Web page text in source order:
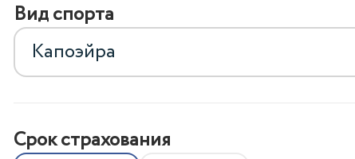
Вид спорта
Срок страхования